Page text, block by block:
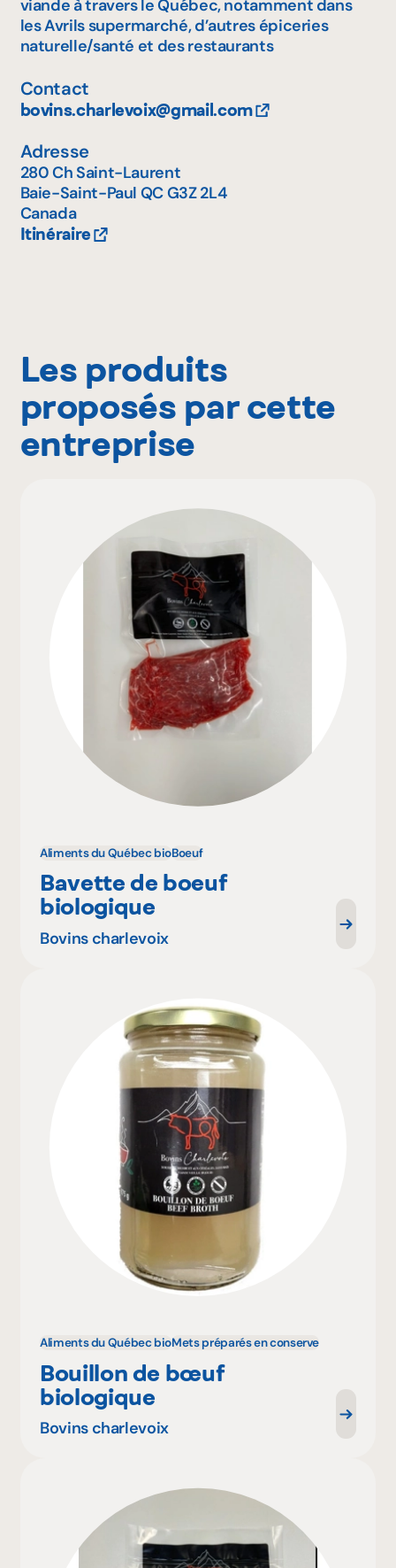
viande à travers le Québec, notamment dans
les Avrils supermarché, d’autres épiceries
naturelle/santé et des restaurants
Contact
bovins.charlevoix@gmail.com
Adresse
280 Ch Saint-Laurent
Baie-Saint-Paul QCG3Z 2L4
Canada
Itinéraire
Les produits
proposés par cette
entreprise
Aliments du Québec bioBoeuf
Bavette de boeuf
biologique
Bovins charlevoix
Aliments du Québec bioMets préparés en conserve
Bouillon de bœuf
biologique
Bovins charlevoix